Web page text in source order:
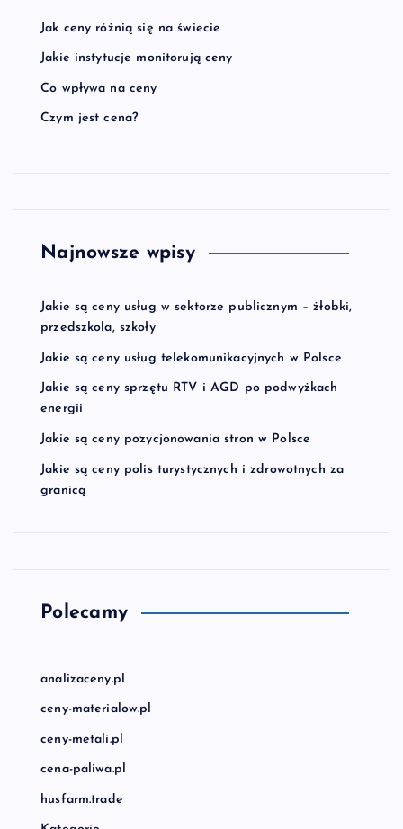
Jak ceny różnią się na świecie
Jakie instytucje monitorują ceny
Co wpływa na ceny
Czym jest cena?
Najnowsze wpisy
Jakie są ceny usług w sektorze publicznym – żłobki,
przedszkola, szkoły
Jakie są ceny usług telekomunikacyjnych w Polsce
Jakie są ceny sprzętu RTV i AGD po podwyżkach
energii
Jakie są ceny pozycjonowania stron w Polsce
Jakie są ceny polis turystycznych i zdrowotnych za
granicą
Polecamy
analizaceny.pl
ceny-materialow.pl
ceny-metali.pl
cena-paliwa.pl
husfarm.trade